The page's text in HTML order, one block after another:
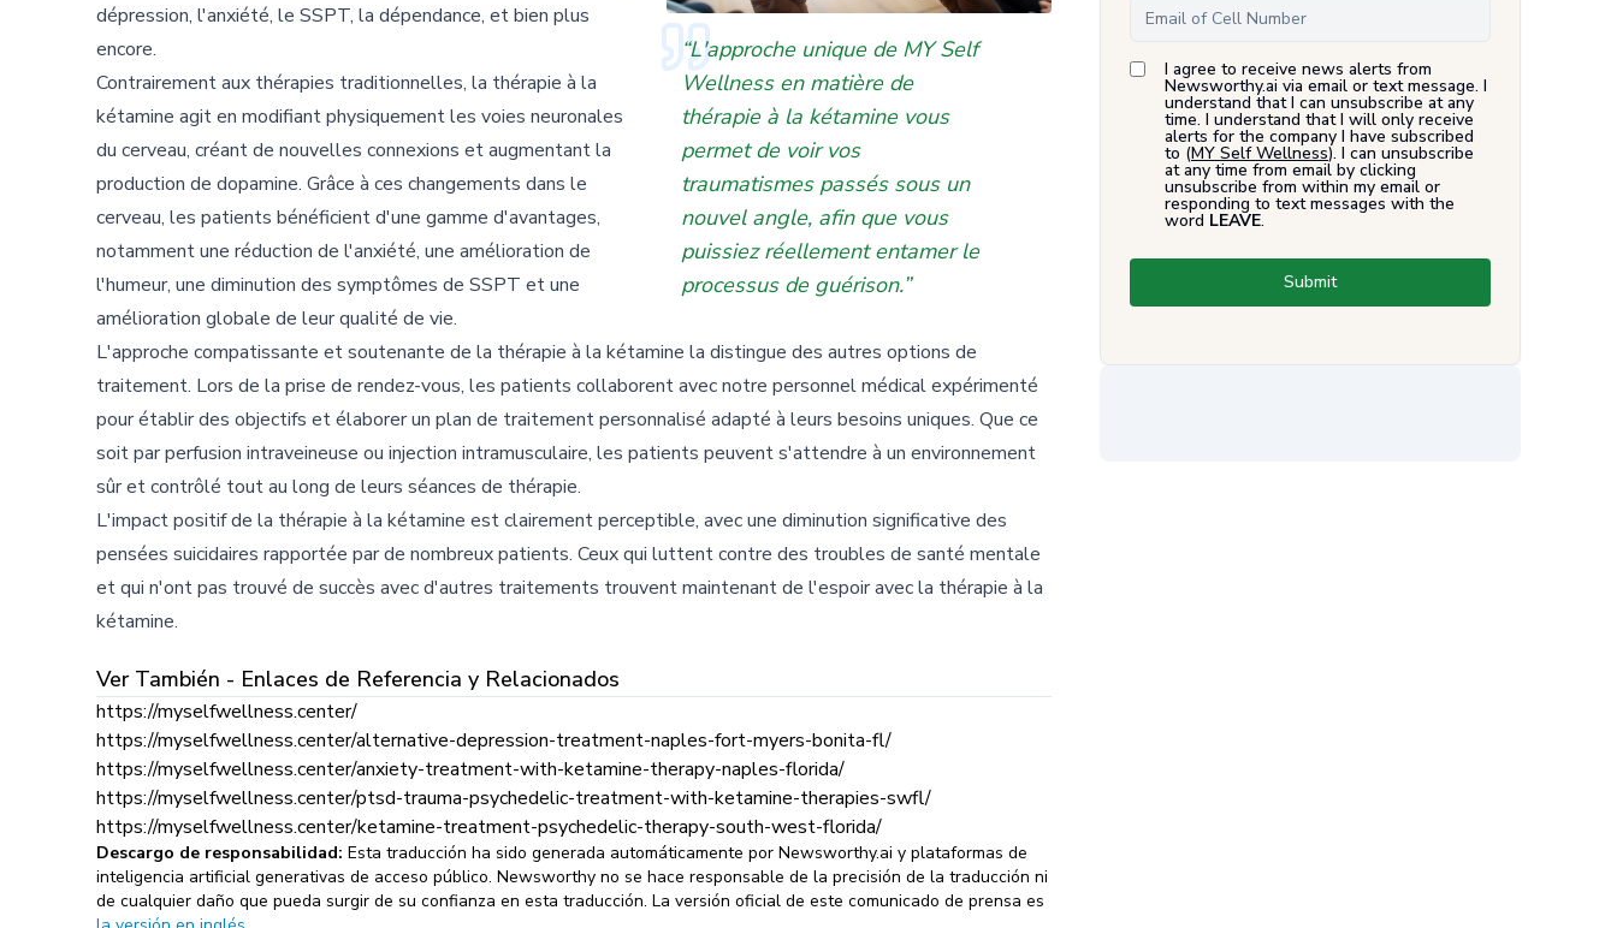
“L'approche unique de MY Self
Wellness en matière de
thérapie à la kétamine vous
permet de voir vos
traumatismes passés sous un
nouvel angle, afin que vous
puissiez réellement entamer le
processus de guérison.”
dépression, l'anxiété, le SSPT, la dépendance, et bien plus
encore.
Contrairement aux thérapies traditionnelles, la thérapie à la
kétamine agit en modifiant physiquement les voies neuronales
du cerveau, créant de nouvelles connexions et augmentant la
production de dopamine. Grâce à ces changements dans le
cerveau, les patients bénéficient d'une gamme d'avantages,
notamment une réduction de l'anxiété, une amélioration de
l'humeur, une diminution des symptômes de SSPT et une
amélioration globale de leur qualité de vie.
L'approche compatissante et soutenante de la thérapie à la kétamine la distingue des autres options de
traitement. Lors de la prise de rendez-vous, les patients collaborent avec notre personnel médical expérimenté
pour établir des objectifs et élaborer un plan de traitement personnalisé adapté à leurs besoins uniques. Que ce
soit par perfusion intraveineuse ou injection intramusculaire, les patients peuvent s'attendre à un environnement
sûr et contrôlé tout au long de leurs séances de thérapie.
L'impact positif de la thérapie à la kétamine est clairement perceptible, avec une diminution significative des
pensées suicidaires rapportée par de nombreux patients. Ceux qui luttent contre des troubles de santé mentale
et qui n'ont pas trouvé de succès avec d'autres traitements trouvent maintenant de l'espoir avec la thérapie à la
kétamine.
Ver También - Enlaces de Referencia y Relacionados
https://myselfwellness.center/
https://myselfwellness.center/alternative-depression-treatment-naples-fort-myers-bonita-fl/
https://myselfwellness.center/anxiety-treatment-with-ketamine-therapy-naples-florida/
https://myselfwellness.center/ptsd-trauma-psychedelic-treatment-with-ketamine-therapies-swfl/
https://myselfwellness.center/ketamine-treatment-psychedelic-therapy-south-west-florida/
Descargo de responsabilidad: Esta traducción ha sido generada automáticamente por Newsworthy.ai y plataformas de
inteligencia artificial generativas de acceso público. Newsworthy no se hace responsable de la precisión de la traducción ni
de cualquier daño que pueda surgir de su confianza en esta traducción. La versión oficial de este comunicado de prensa es
I agree to receive news alerts from
Newsworthy.ai via email or text message. I
understand that I can unsubscribe at any
time. I understand that I will only receive
alerts for the company I have subscribed
to (MY Self Wellness). I can unsubscribe
at any time from email by clicking
unsubscribe from within my email or
responding to text messages with the
word LEAVE.
Submit